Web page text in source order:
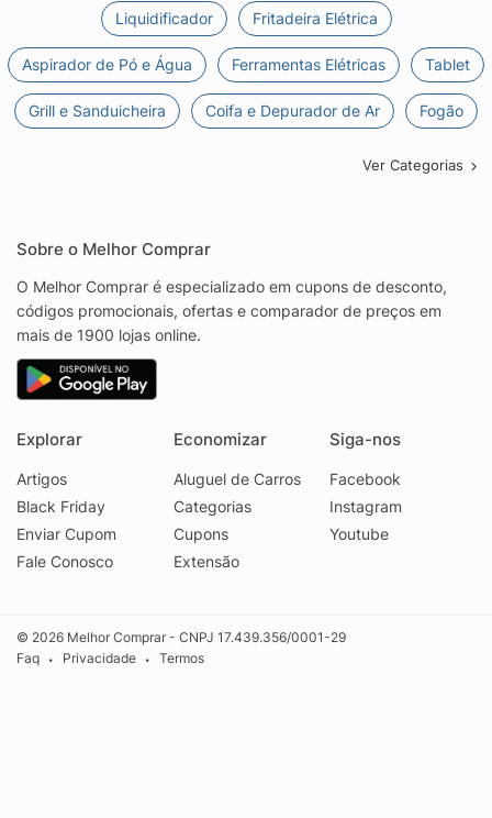
Liquidificador Fritadeira Elétrica
Aspirador de Pó e Água Ferramentas Elétricas Tablet
Grill e Sanduicheira Coifa e Depurador de Ar Fogão
Ver Categorias
Sobre o Melhor Comprar
O Melhor Comprar é especializado em cupons de desconto,
códigos promocionais, ofertas e comparador de preços em
mais de 1900 lojas online.
Explorar
Artigos
Black Friday
Enviar Cupom
Fale Conosco
Economizar
Aluguel de Carros
Categorias
Cupons
Extensão
Siga-nos
Facebook
Instagram
Youtube
© 2026 Melhor Comprar - CNPJ 17.439.356/0001-29
Faq
• Privacidade • Termos